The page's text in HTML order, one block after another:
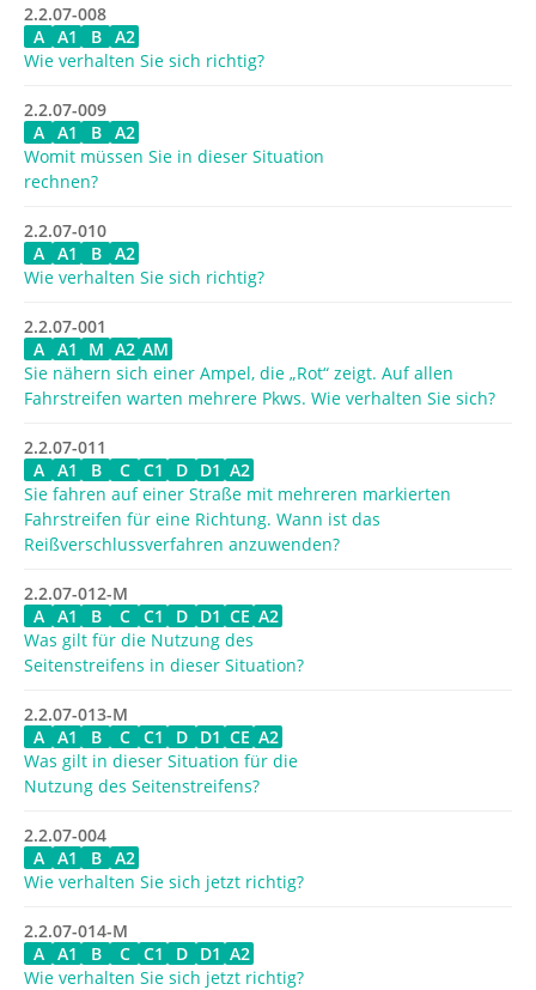
2.2.07-008
A
A1 B
A2
Wie verhalten Sie sich richtig?
2.2.07-009
A
A1 B
A2
Womit müssen Sie in dieser Situation
rechnen?
2.2.07-010
A
A1 B
A2
Wie verhalten Sie sich richtig?
2.2.07-001
A
A1 M A2 AM
Sie nähern sich einer Ampel, die „Rot“ zeigt. Auf allen
Fahrstreifen warten mehrere Pkws. Wie verhalten Sie sich?
2.2.07-011
A
A1 B C C1 D D1 A2
Sie fahren auf einer Straße mit mehreren markierten
Fahrstreifen für eine Richtung. Wann ist das
Reißverschlussverfahren anzuwenden?
2.2.07-012-M
A
A1 B C C1 D D1 CE A2
Was gilt für die Nutzung des
Seitenstreifens in dieser Situation?
2.2.07-013-M
A
A1 B C C1 D D1 CE A2
Was gilt in dieser Situation für die
Nutzung des Seitenstreifens?
2.2.07-004
A
A1 B
A2
Wie verhalten Sie sich jetzt richtig?
2.2.07-014-M
A
A1 B C C1 D D1 A2
Wie verhalten Sie sich jetzt richtig?